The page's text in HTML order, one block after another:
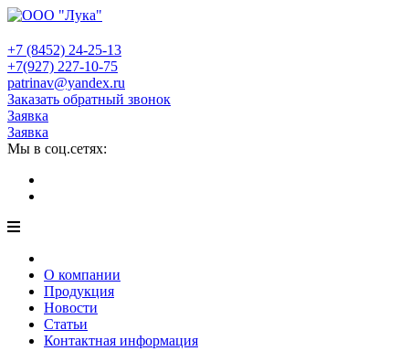
+7 (8452) 24-25-13
+7(927) 227-10-75
patrinav@yandex.ru
Заказать обратный звонок
Заявка
Заявка
Мы в соц.сетях:
О компании
Продукция
Новости
Статьи
Контактная информация